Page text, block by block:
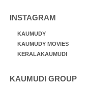
INSTAGRAM
KAUMUDY
KAUMUDY MOVIES
KERALAKAUMUDI
KAUMUDI GROUP